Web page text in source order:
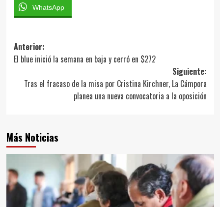
WhatsApp
Navegación
de
entradas
Anterior:
El blue inició la semana en baja y cerró en $272
Siguiente:
Tras el fracaso de la misa por Cristina Kirchner, La Cámpora
planea una nueva convocatoria a la oposición
Más Noticias